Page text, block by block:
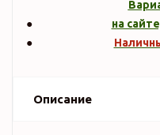
на
Описание